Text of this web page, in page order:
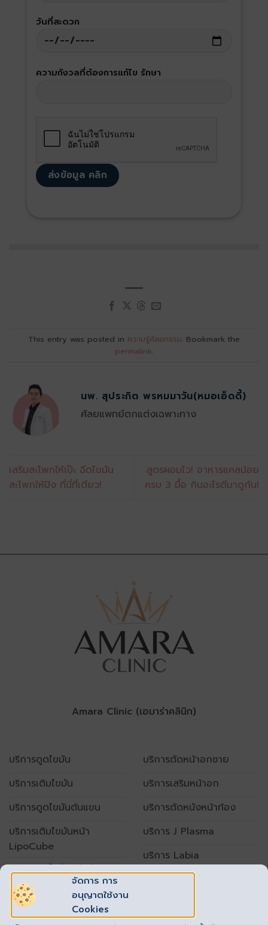
จัดการ การ
อนุญาตใช้งาน
Cookies
วันที่สะดวก
ความกังวลที่ต้องการแก้ไข รักษา
This entry was posted in ความรู้ศัลยกรรม. Bookmark the
permalink.
นพ. สุประกิต พรหมมาวัน(หมอเอ็ดดี้)
ศัลยแพทย์ตกแต่งเฉพาะทาง
เสริมสะโพกให้เป๊ะ ฉีดไขมัน
สะโพกให้ปัง ที่นี่ที่เดียว!
สูตรผอมไว! อาหารแคลน้อย
ครบ 3 มื้อ กินอะไรดีมาดูกัน!
Amara Clinic (เอมาร่าคลินิก)
บริการดูดไขมัน
บริการเติมไขมัน
บริการดูดไขมันต้นแขน
บริการเติมไขมันหน้า
LipoCube
บริการดูดไขมันหน้าท้อง
บริการตัดหน้าอกชาย
บริการเสริมหน้าอก
บริการตัดหนังหน้าท้อง
บริการ J Plasma
บริการ Labia
เปิดทำการทุกวัน
เวลา 10.00 – 20.00 น.